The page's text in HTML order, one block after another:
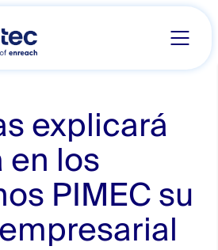
explicará
en los
PIMEC su